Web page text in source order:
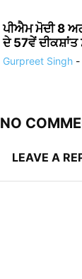
ਪੀਐਮ ਮੋਦੀ 8
ਦੇ 57ਵੇਂ ਦੀਕਸ਼ਾਂਤ
Gurpreet Singh -
NO
LEAVE A